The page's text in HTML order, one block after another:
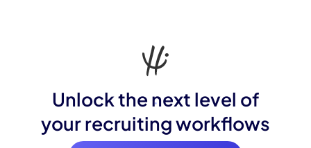
Unlock the next level of
your recruiting workflows